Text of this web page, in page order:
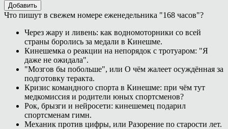
Добавить
Что пишут в свежем номере еженедельника "168 часов"?
Через жару и ливень: как водномоторники со всей
страны боролись за медали в Кинешме.
Кинешемка о реакции на непорядок с тротуаром: "Я
даже не ожидала".
"Мозгов бы побольше", или О чём жалеет осуждённая за
подготовку теракта.
Кризис командного спорта в Кинешме: при чём тут
медкомиссия и родители юных спортсменов?
Рок, брызги и нейросети: кинешемец подарил
спортсменам гимн.
Механик против цифры, или Разорение по старости лет.